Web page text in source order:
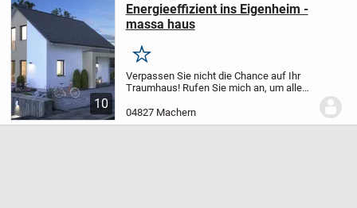
10
Energieeffizient ins Eigenheim -
massa haus
Merken
Verpassen Sie nicht die Chance auf Ihr
Traumhaus! Rufen Sie mich an, um alle
in unserem brandneuen Musterhaus zu
vereinbaren.Tel.: 0176-21303693Das...
04827 Machern